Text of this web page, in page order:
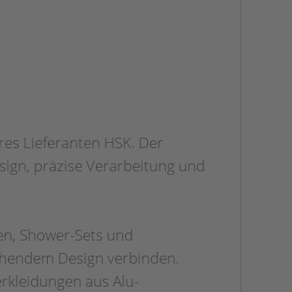
Lieferanten HSK. Der
präzise Verarbeitung und
Shower-Sets und
Design verbinden.
aus Alu-